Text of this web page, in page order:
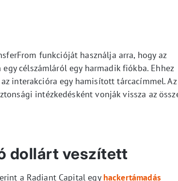
funkcióját használja arra, hogy az
célszámláról egy harmadik fiókba. Ehhez
interakcióra egy hamisított tárcacímmel. Az
intézkedésként vonják vissza az
dollárt veszített
a Radiant Capital egy hackertámadás